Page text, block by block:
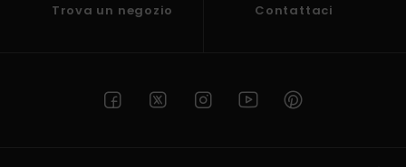
Trova un negozio Contattaci